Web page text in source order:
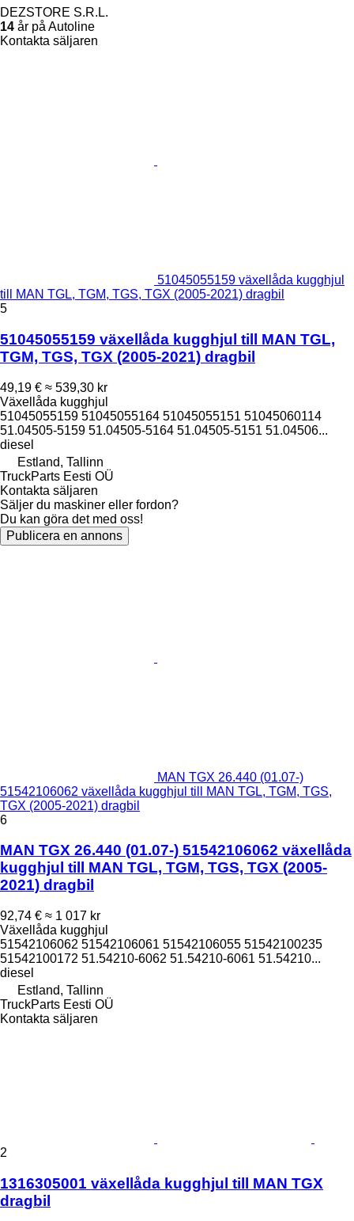
DEZSTORE S.R.L.
14 år på Autoline
Kontakta säljaren
51045055159 växellåda kugghjul
till MAN TGL, TGM, TGS, TGX (2005-2021) dragbil
5
51045055159 växellåda kugghjul till MAN TGL,
TGM, TGS, TGX (2005-2021) dragbil
49,19 € ≈ 539,30 kr
Växellåda kugghjul
51045055159 51045055164 51045055151 51045060114
51.04505-5159 51.04505-5164 51.04505-5151 51.04506...
diesel
Estland, Tallinn
TruckParts Eesti OÜ
Kontakta säljaren
Säljer du maskiner eller fordon?
Du kan göra det med oss!
Publicera en annons
MAN TGX 26.440 (01.07-)
51542106062 växellåda kugghjul till MAN TGL, TGM, TGS,
TGX (2005-2021) dragbil
6
MAN TGX 26.440 (01.07-) 51542106062 växellåda
kugghjul till MAN TGL, TGM, TGS, TGX (2005-
2021) dragbil
92,74 € ≈ 1 017 kr
Växellåda kugghjul
51542106062 51542106061 51542106055 51542100235
51542100172 51.54210-6062 51.54210-6061 51.54210...
diesel
Estland, Tallinn
TruckParts Eesti OÜ
Kontakta säljaren
2
1316305001 växellåda kugghjul till MAN TGX
dragbil